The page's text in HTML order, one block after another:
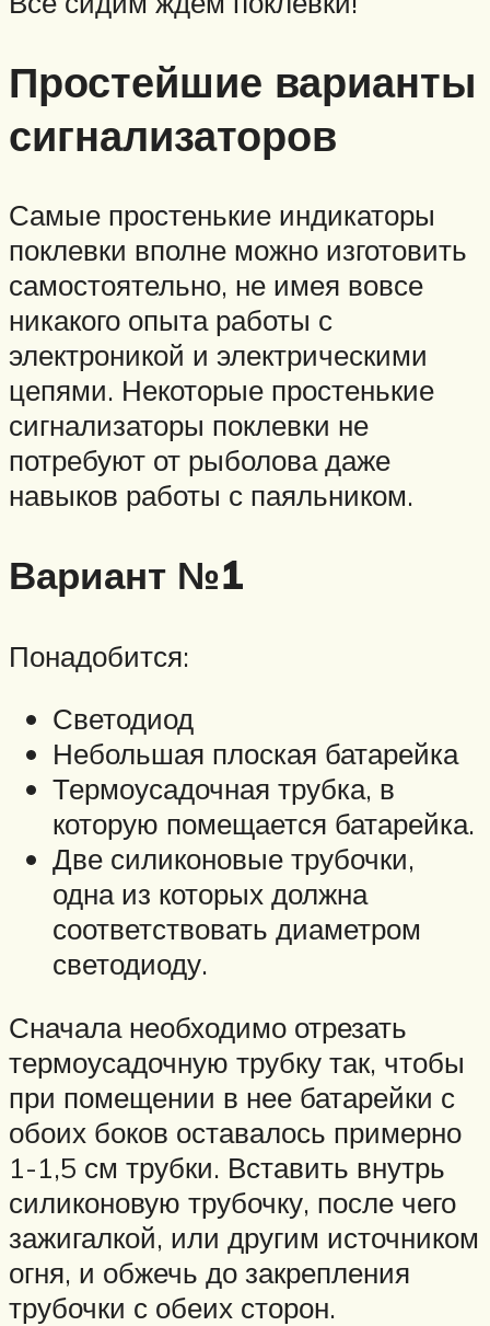
Простейшие варианты
сигнализаторов
Самые простенькие индикаторы
поклевки вполне можно изготовить
самостоятельно, не имея вовсе
никакого опыта работы с
электроникой и электрическими
цепями. Некоторые простенькие
сигнализаторы поклевки не
потребуют от рыболова даже
навыков работы с паяльником.
Вариант №1
Понадобится:
Светодиод
Небольшая плоская батарейка
Термоусадочная трубка, в
которую помещается батарейка.
Две силиконовые трубочки,
одна из которых должна
соответствовать диаметром
светодиоду.
Сначала необходимо отрезать
термоусадочную трубку так, чтобы
при помещении в нее батарейки с
обоих боков оставалось примерно
1-1,5 см трубки. Вставить внутрь
силиконовую трубочку, после чего
зажигалкой, или другим источником
огня, и обжечь до закрепления
трубочки с обеих сторон.